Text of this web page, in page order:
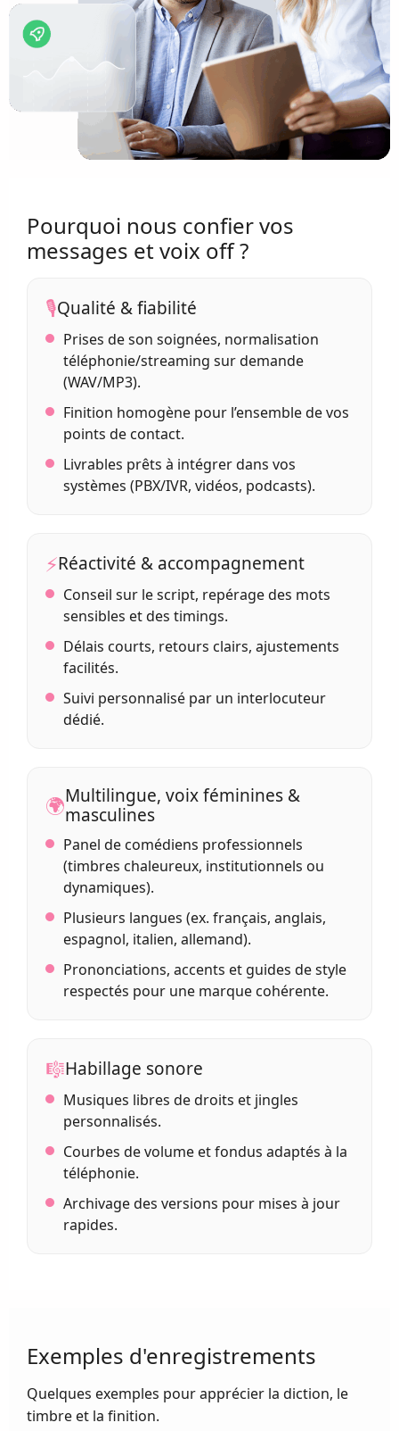
Pourquoi nous confier vos
messages et voix off ?
🎙️Qualité & fiabilité
Prises de son soignées, normalisation
téléphonie/streaming sur demande
(WAV/MP3).
Finition homogène pour l’ensemble de vos
points de contact.
Livrables prêts à intégrer dans vos
systèmes (PBX/IVR, vidéos, podcasts).
⚡Réactivité & accompagnement
Conseil sur le script, repérage des mots
sensibles et des timings.
Délais courts, retours clairs, ajustements
facilités.
Suivi personnalisé par un interlocuteur
dédié.
🌍Multilingue, voix féminines &
masculines
Panel de comédiens professionnels
(timbres chaleureux, institutionnels ou
dynamiques).
Plusieurs langues (ex. français, anglais,
espagnol, italien, allemand).
Prononciations, accents et guides de style
respectés pour une marque cohérente.
🎼Habillage sonore
Musiques libres de droits et jingles
personnalisés.
Courbes de volume et fondus adaptés à la
téléphonie.
Archivage des versions pour mises à jour
rapides.
Exemples d'enregistrements
Quelques exemples pour apprécier la diction, le
timbre et la finition.